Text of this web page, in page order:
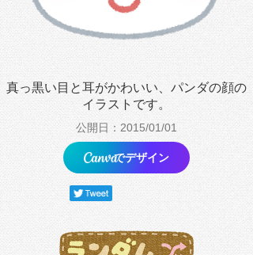
真っ黒い目と耳がかわいい、パンダの顔の
イラストです。
公開日：2015/01/01
でデザイン